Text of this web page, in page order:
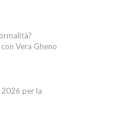
con Vera Gheno
2026 per la